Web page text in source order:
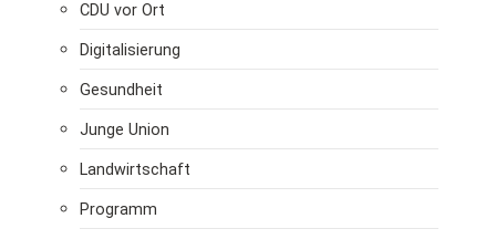
CDU vor Ort
Digitalisierung
Gesundheit
Junge Union
Landwirtschaft
Programm